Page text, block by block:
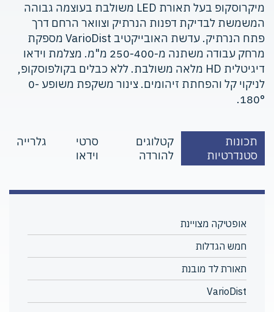
מיקרוסקופ בעל תאורת LED משולבת בעוצמה גבוהה
המשמשת לבדיקת דפנות הנרתיק וצוואר הרחם דרך
פתח הנרתיק. עדשת האובייקטיב VarioDist מספקת
מרחק עבודה משתנה מ-250-400 מ"מ. מצלמת וידאו
דיגיטלית HD מלאה משולבת. ללא כבלים בקולפוסקופ,
לניקוי קל והפחתת זיהומים. צינור משקפת משופע 0-
180°.
תכונות
סטנדרטיות
קטלוגים
להורדה
סרטי
וידאו
גלרייה
אופטיקה מצויינת
חמש הגדלות
תאורת לד מובנת
VarioDist